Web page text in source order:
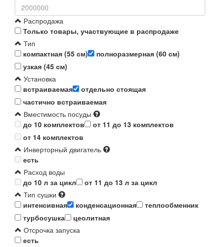
Распродажа
Только товары, участвующие в распродаже
Тип
компактная (55 см)
полноразмерная (60 см)
узкая (45 см)
Установка
встраиваемая
отдельно стоящая
частично встраиваемая
Вместимость посуды
до 10 комплектов
от 11 до 13 комплектов
от 14 комплектов
Инверторный двигатель
есть
Расход воды
до 10 л за цикл
от 11 до 13 л за цикл
Тип сушки
интенсивная
конденсационная
теплообменник
турбосушка
цеолитная
Отсрочка запуска
есть